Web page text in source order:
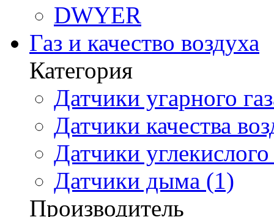
DWYER
Газ и качество воздуха
Категория
Датчики угарного
Датчики качества
Датчики
Датчики дыма (1)
Производитель